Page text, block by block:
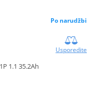
Po narudžbi
Usporedite
1.1 35.2Ah